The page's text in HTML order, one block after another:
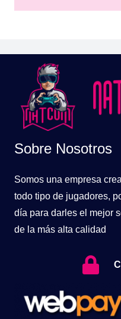
Sobre Nosotros
Somos una empresa
todo tipo de jugadores,
día para darles el mejor
de la más alta calidad